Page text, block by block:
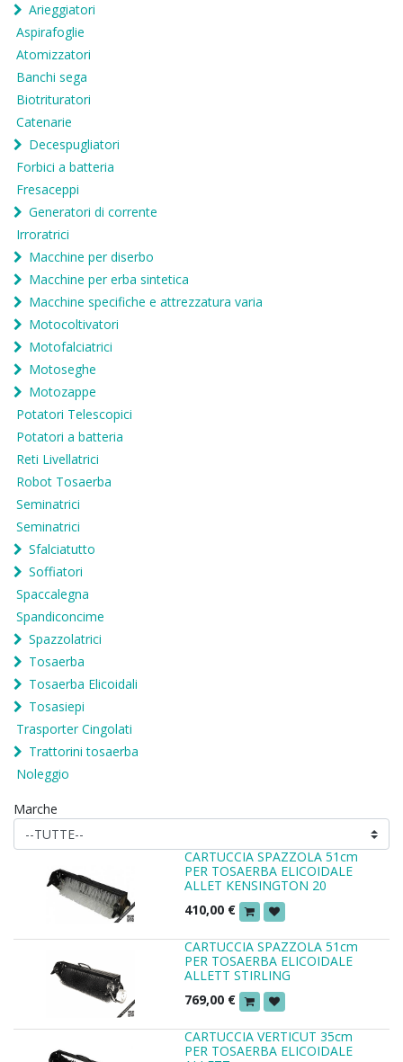
Arieggiatori
Aspirafoglie
Atomizzatori
Banchi sega
Biotrituratori
Catenarie
Decespugliatori
Forbici a batteria
Fresaceppi
Generatori di corrente
Irroratrici
Macchine per diserbo
Macchine per erba sintetica
Macchine specifiche e attrezzatura varia
Motocoltivatori
Motofalciatrici
Motoseghe
Motozappe
Potatori Telescopici
Potatori a batteria
Reti Livellatrici
Robot Tosaerba
Seminatrici
Seminatrici
Sfalciatutto
Soffiatori
Spaccalegna
Spandiconcime
Spazzolatrici
Tosaerba
Tosaerba Elicoidali
Tosasiepi
Trasporter Cingolati
Trattorini tosaerba
Noleggio
Marche
CARTUCCIA SPAZZOLA 51cm
PER TOSAERBA ELICOIDALE
ALLET KENSINGTON 20
410,00 €
CARTUCCIA SPAZZOLA 51cm
PER TOSAERBA ELICOIDALE
ALLETT STIRLING
769,00 €
CARTUCCIA VERTICUT 35cm
PER TOSAERBA ELICOIDALE